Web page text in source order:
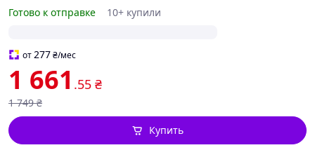
Готово к отправке
10+ купили
от277₴/мес
1 661 .55 ₴
1 749 ₴
Купить